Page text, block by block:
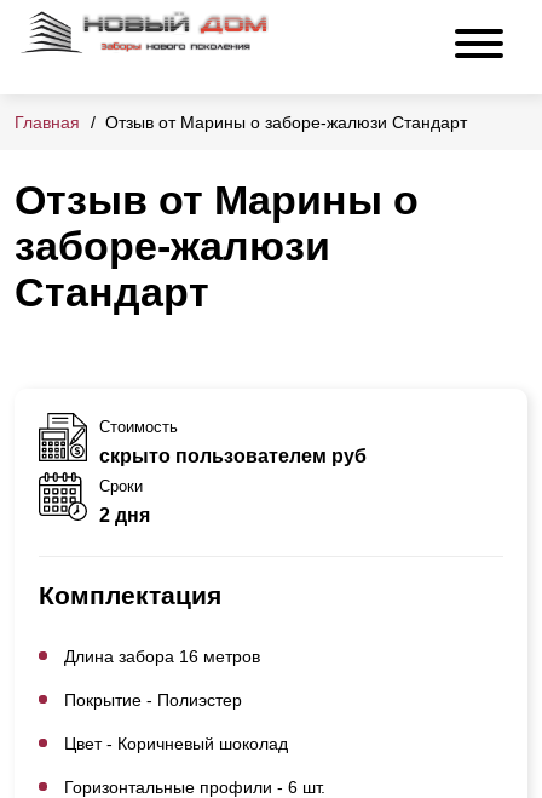
Главная Отзыв от Марины о заборе-жалюзи Стандарт
Отзыв от Марины о
заборе-жалюзи
Стандарт
Стоимость
скрыто пользователем руб
Сроки
2 дня
Комплектация
Длина забора 16 метров
Покрытие - Полиэстер
Цвет - Коричневый шоколад
Горизонтальные профили - 6 шт.